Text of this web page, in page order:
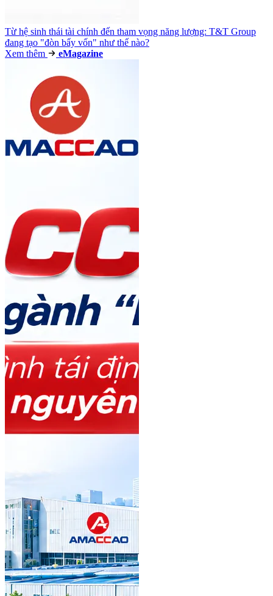
Từ hệ sinh thái tài chính đến tham vọng năng lượng: T&T Group
đang tạo "đòn bẩy vốn" như thế nào?
Xem thêm
eMagazine